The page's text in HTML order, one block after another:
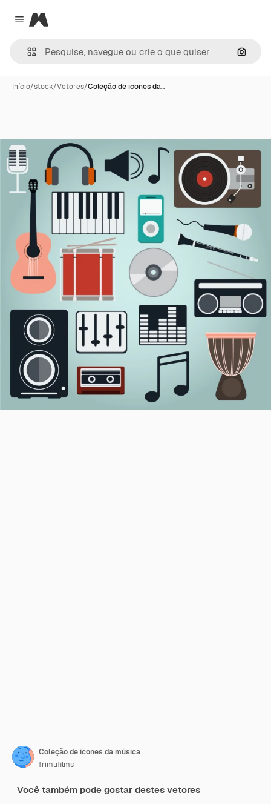
Close menu
Magnific
Início/stock/Vetores/Coleção de ícones da…
Coleção de ícones da música
frimufilms
Você também pode gostar destes vetores